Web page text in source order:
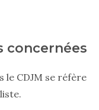
concernées
le CDJM se réfère